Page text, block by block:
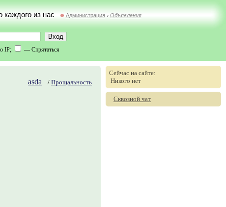
каждого из нас Администрация // Объявления
IP; — Спрятаться
asda / Прощальность
Сейчас на сайте:
Никого нет
Сквозной чат